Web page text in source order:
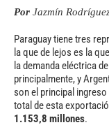
Por Jazmín
Paraguay tiene tres
la que de lejos es la
la demanda eléctrica
principalmente, y
son el principal
total de esta
1.153,8 millones.